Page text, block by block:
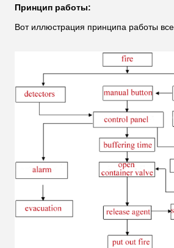
Принцип работы:
Вот иллюстрация принципа работы